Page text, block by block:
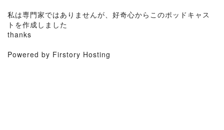
私は専門家ではありませんが、好奇心からこのポッドキャス
トを作成しました
thanks
Powered by Firstory Hosting